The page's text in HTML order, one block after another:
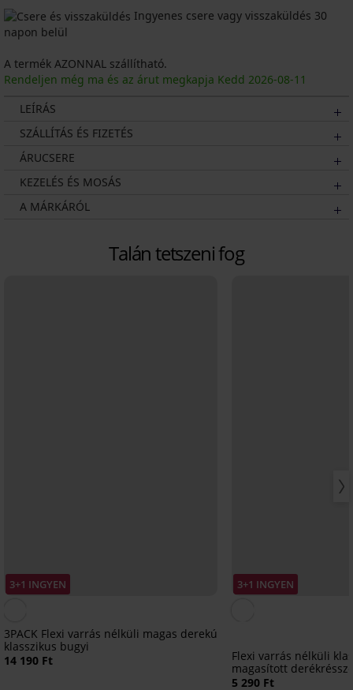
Ingyenes csere vagy visszaküldés 30
napon belül
A termék AZONNAL szállítható.
Rendeljen még ma és az árut megkapja Kedd 2026-08-11
LEÍRÁS
SZÁLLÍTÁS ÉS FIZETÉS
ÁRUCSERE
KEZELÉS ÉS MOSÁS
A MÁRKÁRÓL
Talán tetszeni fog
3+1 INGYEN
3PACK Flexi varrás nélküli magas derekú
klasszikus bugyi
14 190 Ft
3+1 INGYEN
Flexi varrás nélküli
magasított
5 290 Ft